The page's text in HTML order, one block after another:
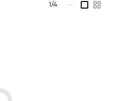
1/4 —